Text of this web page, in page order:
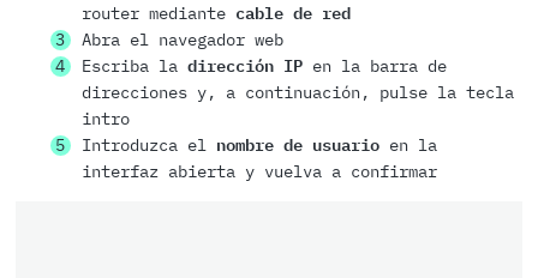
router mediante cable de red
Abra el navegador web
Escriba la dirección IPen la barra de
direcciones y, a continuación, pulse la tecla
intro
Introduzca el nombre de usuarioen la
interfaz abierta y vuelva a confirmar